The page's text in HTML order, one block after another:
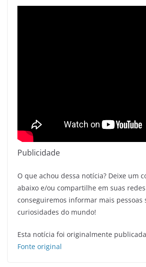
Publicidade
O que achou dessa notícia? Deixe um
abaixo e/ou compartilhe em suas
conseguiremos informar mais pessoas
curiosidades do mundo!
Esta notícia foi originalmente
Fonte original